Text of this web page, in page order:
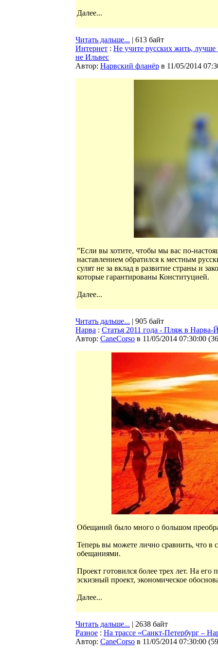
Далее...
Читать дальше... | 613 байт
Интернет : Не учите русских жить,
не Ильвес
Автор: Нарвский фланёр в 11/05/2014
”Если вы хотите, чтобы мы вас по-
наставлением обратился к местным
сулят не за вклад в развитие страны и
которые гарантированы Конституцией.
Далее...
Читать дальше... | 905 байт
Нарва : Статья 2011 года - Пляж в Нарва-
Автор: CaneCorso в 11/05/2014 07:30:00 (
Обещаний было много о большом
Теперь вы можете лично сравнить, что в
обещаниями.
Проект готовился более трех лет. На
эскизный проект, экономическое
Далее...
Читать дальше... | 2638 байт
Разное : На трассе «Санкт-Петербург –
Автор: CaneCorso в 11/05/2014 07:30:00 (